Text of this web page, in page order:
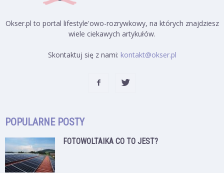
Okser.pl to portal lifestyle'owo-rozrywkowy, na których znajdziesz
wiele ciekawych artykułów.
Skontaktuj się z nami: kontakt@okser.pl
POPULARNE POSTY
FOTOWOLTAIKA CO TO JEST?